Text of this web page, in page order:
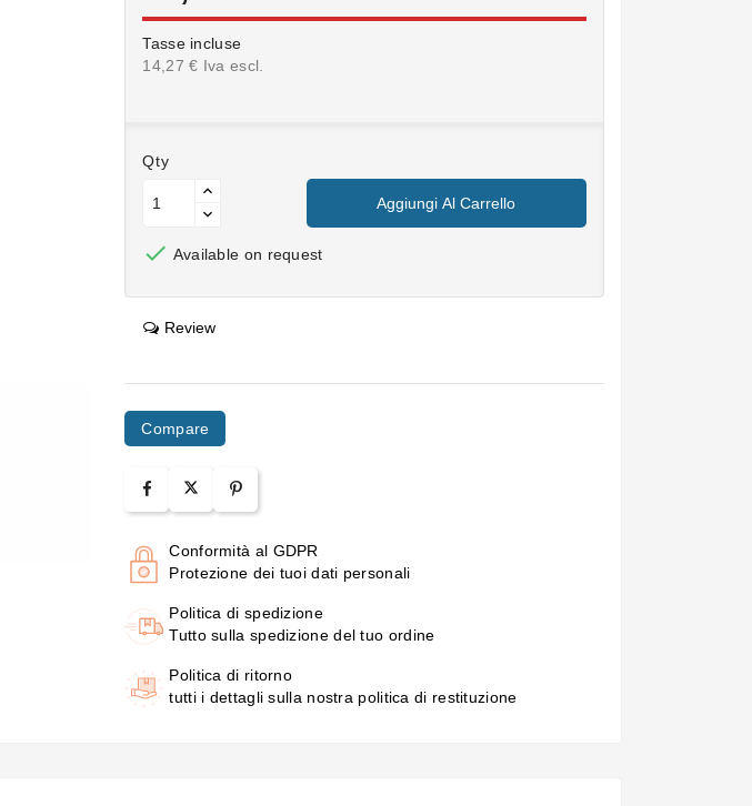
Tasse incluse
14,27 € Iva escl.
Qty
Aggiungi Al Carrello
 Available on request
Review
Compare
Conformità al GDPR
Protezione dei tuoi dati personali
Politica di spedizione
Tutto sulla spedizione del tuo ordine
Politica di ritorno
tutti i dettagli sulla nostra politica di restituzione